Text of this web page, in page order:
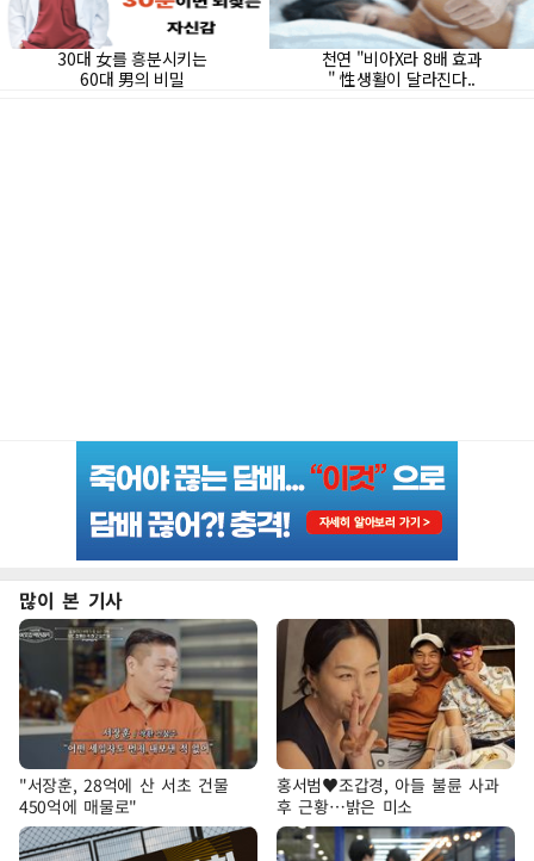
많이 본 기사
"서장훈, 28억에 산 서초 건물
450억에 매물로"
홍서범♥조갑경, 아들 불륜 사과
후 근황…밝은 미소